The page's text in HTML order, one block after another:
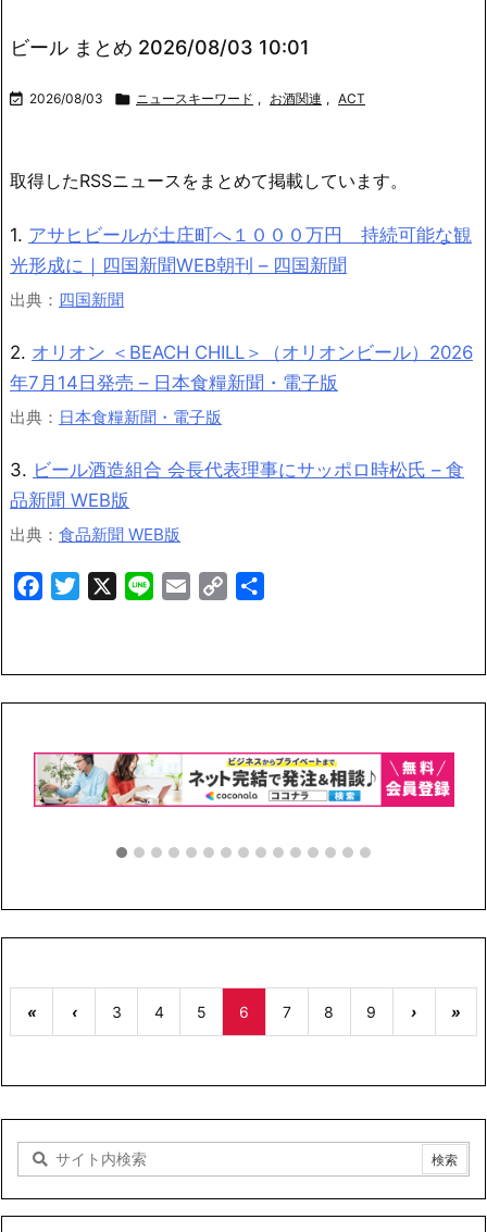
ビール まとめ 2026/08/03 10:01
 2026/08/03  ニュースキーワード , お酒関連 , ACT
取得したRSSニュースをまとめて掲載しています。
1. アサヒビールが土庄町へ１０００万円 持続可能な観
光形成に｜四国新聞WEB朝刊 – 四国新聞
出典： 四国新聞
2. オリオン ＜BEACH CHILL＞（オリオンビール）2026
年7月14日発売 – 日本食糧新聞・電子版
出典： 日本食糧新聞・電子版
3. ビール酒造組合 会長代表理事にサッポロ時松氏 – 食
品新聞 WEB版
出典： 食品新聞 WEB版
FacebookTwitter Line Email
Copy
2026年8月